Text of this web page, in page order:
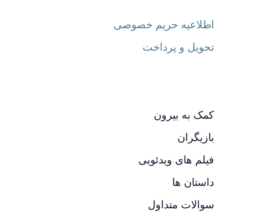
اطلاعیه حریم خصوصی
تحویل و پرداخت
کمک به بیرون
بازیگران
فیلم های ویدئویی
داستان ها
سوالات متداول